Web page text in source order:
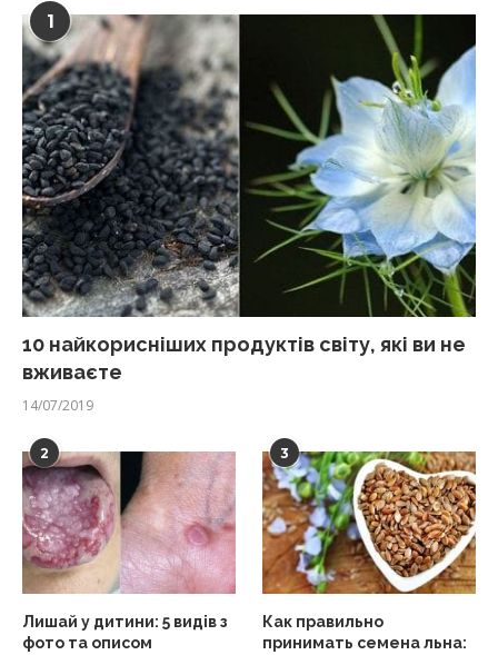
1
10 найкорисніших продуктів світу, які ви не
вживаєте
14/07/2019
2
Лишай у дитини: 5 видів з
фото та описом
3
Как правильно
принимать семена льна: